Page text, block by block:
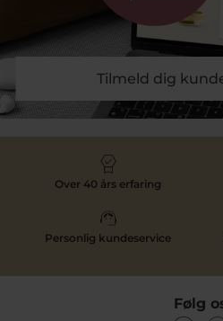
Tilmeld dig
Over 40 års erfaring
Personlig kundeservice
Følg